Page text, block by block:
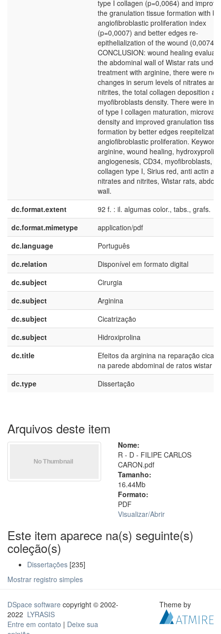
type I collagen (p=0,0064) and
the granulation tissue formation with
angiofibroblastic proliferation index
(p=0,0007) and better edges re-
epithelialization of the wound (0,0074).
CONCLUSION: wound healing
the abdominal wall of Wistar rats under
treatment with arginine, there were no
changes in serum levels of nitrates and
nitrites, the total collagen deposition
myofibroblasts density. There were
of type I collagen maturation,
density and improved granulation
formation by better edges
angiofibroblastic proliferation.
arginine, wound healing,
angiogenesis, CD34, myofibroblasts,
collagen type I, Sirius red, anti actin
nitrates and nitrites, Wistar rats,
wall.
dc.format.extent
92 f. : il. algumas color., tabs., grafs.
dc.format.mimetype
application/pdf
dc.language
Português
dc.relation
Disponível em formato digital
dc.subject
Cirurgia
dc.subject
Arginina
dc.subject
Cicatrização
dc.subject
Hidroxiprolina
dc.title
Efeitos da arginina na reparação
na parede abdominal de ratos wistar
dc.type
Dissertação
Arquivos deste item
Nome:
R - D - FILIPE CARLOS
CARON.pdf
Tamanho:
16.44Mb
Formato:
PDF
Visualizar/Abrir
Este item aparece na(s) seguinte(s)
coleção(s)
Dissertações [235]
Mostrar registro simples
DSpace software copyright © 2002-
2022 LYRASIS
Entre em contato | Deixe sua
Theme by